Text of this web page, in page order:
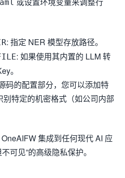
: 指定 NER 模型存放路径。
: 如果使用其内置的 LLM 转
。
码的配置部分，您可以添加特
别特定的机密格式（如公司内部
集成到任何现代 AI 应
可见”的高级隐私保护。